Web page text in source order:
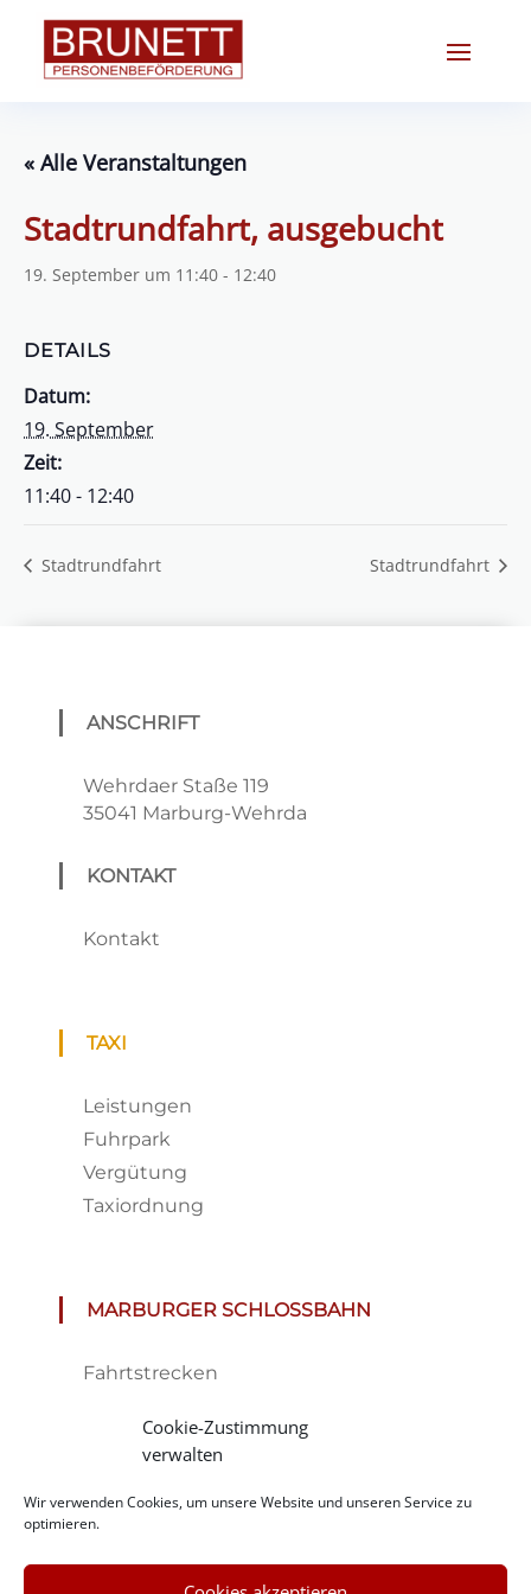
Cookie-Zustimmung
verwalten
Wir verwenden Cookies, um unsere Website und unseren Service zu
optimieren.
« Alle Veranstaltungen
Stadtrundfahrt, ausgebucht
19. September um 11:40 - 12:40
DETAILS
Datum:
19. September
Zeit:
11:40 - 12:40
Stadtrundfahrt Stadtrundfahrt
ANSCHRIFT
Wehrdaer Staße 119
35041 Marburg-Wehrda
KONTAKT
Kontakt
TAXI
Leistungen
Fuhrpark
Vergütung
Taxiordnung
MARBURGER SCHLOSSBAHN
Fahrtstrecken
Tickets
Impressionen